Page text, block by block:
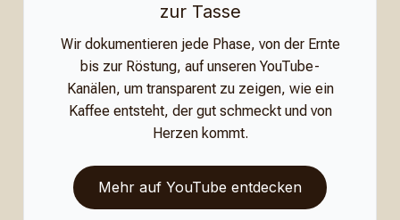
zur Tasse
Wir dokumentieren jede Phase, von der Ernte
bis zur Röstung, auf unseren YouTube-
Kanälen, um transparent zu zeigen, wie ein
Kaffee entsteht, der gut schmeckt und von
Herzen kommt.
Mehr auf YouTube entdecken